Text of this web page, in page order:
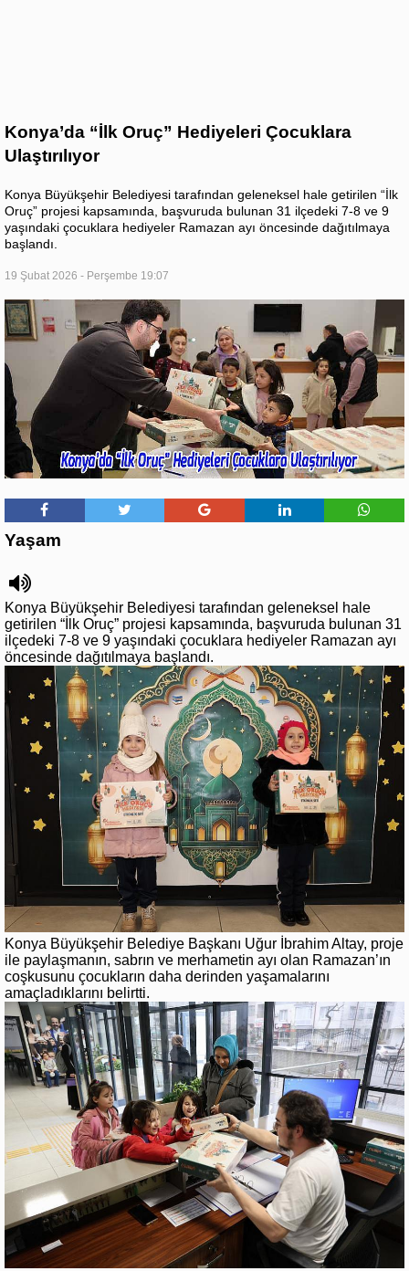
Konya’da “İlk Oruç” Hediyeleri Çocuklara
Ulaştırılıyor
Konya Büyükşehir Belediyesi tarafından geleneksel hale getirilen “İlk
Oruç” projesi kapsamında, başvuruda bulunan 31 ilçedeki 7-8 ve 9
yaşındaki çocuklara hediyeler Ramazan ayı öncesinde dağıtılmaya
başlandı.
19 Şubat 2026 - Perşembe 19:07
Yaşam
Konya Büyükşehir Belediyesi tarafından geleneksel hale
getirilen “İlk Oruç” projesi kapsamında, başvuruda bulunan 31
ilçedeki 7-8 ve 9 yaşındaki çocuklara hediyeler Ramazan ayı
öncesinde dağıtılmaya başlandı.
Konya Büyükşehir Belediye Başkanı Uğur İbrahim Altay, proje
ile paylaşmanın, sabrın ve merhametin ayı olan Ramazan’ın
coşkusunu çocukların daha derinden yaşamalarını
amaçladıklarını belirtti.